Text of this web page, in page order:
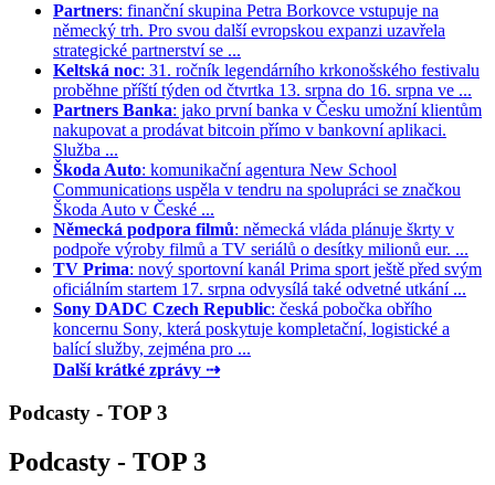
Partners: finanční skupina Petra Borkovce vstupuje na
německý trh. Pro svou další evropskou expanzi uzavřela
strategické partnerství se ...
Keltská noc: 31. ročník legendárního krkonošského festivalu
proběhne příští týden od čtvrtka 13. srpna do 16. srpna ve ...
Partners Banka: jako první banka v Česku umožní klientům
nakupovat a prodávat bitcoin přímo v bankovní aplikaci.
Služba ...
Škoda Auto: komunikační agentura New School
Communications uspěla v tendru na spolupráci se značkou
Škoda Auto v České ...
Německá podpora filmů: německá vláda plánuje škrty v
podpoře výroby filmů a TV seriálů o desítky milionů eur. ...
TV Prima: nový sportovní kanál Prima sport ještě před svým
oficiálním startem 17. srpna odvysílá také odvetné utkání ...
Sony DADC Czech Republic: česká pobočka obřího
koncernu Sony, která poskytuje kompletační, logistické a
balící služby, zejména pro ...
Další krátké zprávy ⇢
Podcasty - TOP 3
Podcasty - TOP 3